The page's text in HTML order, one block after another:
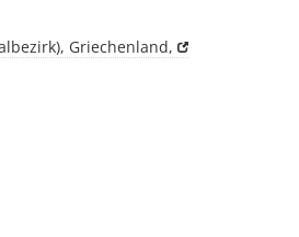
Griechenland,